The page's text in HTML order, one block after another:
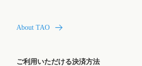
About TAO
ご利用いただける決済方法